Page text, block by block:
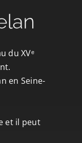
du XVᵉ
en Seine-
et il peut